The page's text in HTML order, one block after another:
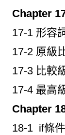
Chapter
17-1 形容
17-2 原級
17-3 比較
17-4 最高
Chapter
18-1 if條